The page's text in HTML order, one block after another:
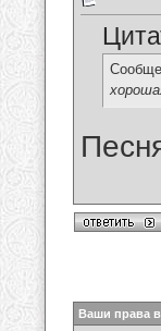
Ваши права в